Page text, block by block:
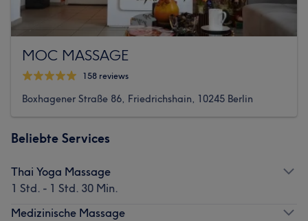
MOC MASSAGE
158 reviews
Boxhagener Straße 86, Friedrichshain, 10245 Berlin
Beliebte Services
Thai Yoga Massage
1 Std. - 1 Std. 30 Min.
Medizinische Massage